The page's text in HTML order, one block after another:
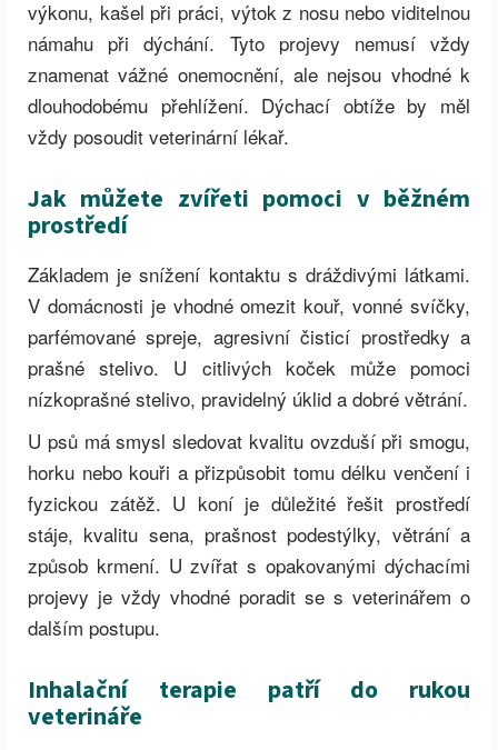
výkonu, kašel při práci, výtok z nosu nebo viditelnou
námahu při dýchání. Tyto projevy nemusí vždy
znamenat vážné onemocnění, ale nejsou vhodné k
dlouhodobému přehlížení. Dýchací obtíže by měl
vždy posoudit veterinární lékař.
Jak můžete zvířeti pomoci v běžném
prostředí
Základem je snížení kontaktu s dráždivými látkami.
V domácnosti je vhodné omezit kouř, vonné svíčky,
parfémované spreje, agresivní čisticí prostředky a
prašné stelivo. U citlivých koček může pomoci
nízkoprašné stelivo, pravidelný úklid a dobré větrání.
U psů má smysl sledovat kvalitu ovzduší při smogu,
horku nebo kouři a přizpůsobit tomu délku venčení i
fyzickou zátěž. U koní je důležité řešit prostředí
stáje, kvalitu sena, prašnost podestýlky, větrání a
způsob krmení. U zvířat s opakovanými dýchacími
projevy je vždy vhodné poradit se s veterinářem o
dalším postupu.
Inhalační terapie patří do rukou
veterináře